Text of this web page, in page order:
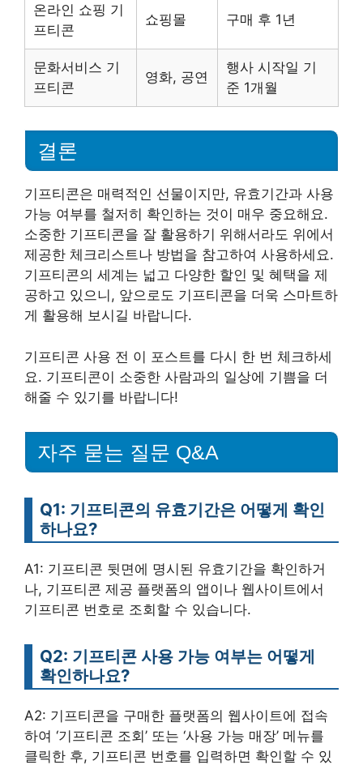
온라인 쇼핑 기
프티콘
쇼핑몰 구매 후 1년
문화서비스 기
프티콘
영화, 공연
행사 시작일 기
준 1개월
결론
기프티콘은 매력적인 선물이지만, 유효기간과 사용
가능 여부를 철저히 확인하는 것이 매우 중요해요.
소중한 기프티콘을 잘 활용하기 위해서라도 위에서
제공한 체크리스트나 방법을 참고하여 사용하세요.
기프티콘의 세계는 넓고 다양한 할인 및 혜택을 제
공하고 있으니, 앞으로도 기프티콘을 더욱 스마트하
게 활용해 보시길 바랍니다.
기프티콘 사용 전 이 포스트를 다시 한 번 체크하세
요. 기프티콘이 소중한 사람과의 일상에 기쁨을 더
해줄 수 있기를 바랍니다!
자주 묻는 질문 Q&A
Q1: 기프티콘의 유효기간은 어떻게 확인
하나요?
A1: 기프티콘 뒷면에 명시된 유효기간을 확인하거
나, 기프티콘 제공 플랫폼의 앱이나 웹사이트에서
기프티콘 번호로 조회할 수 있습니다.
Q2: 기프티콘 사용 가능 여부는 어떻게
확인하나요?
A2: 기프티콘을 구매한 플랫폼의 웹사이트에 접속
하여 ‘기프티콘 조회’ 또는 ‘사용 가능 매장’ 메뉴를
클릭한 후, 기프티콘 번호를 입력하면 확인할 수 있